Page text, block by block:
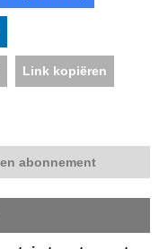
Link kopiëren
abonnement